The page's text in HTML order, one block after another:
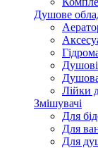
Душове
Лійки
Змішувачі
Для
Для
Для